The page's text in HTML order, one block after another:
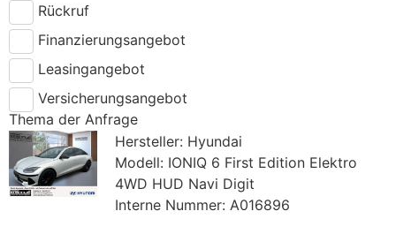
Rückruf
Finanzierungsangebot
Leasingangebot
Versicherungsangebot
Thema der Anfrage
Hersteller: Hyundai
Modell: IONIQ 6 First Edition Elektro
4WD HUD Navi Digit
Interne Nummer: A016896